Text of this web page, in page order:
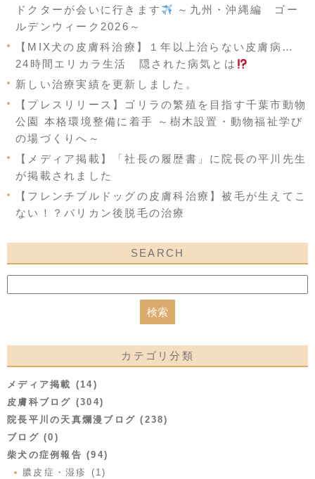
ドクターが会いに行きます
～九州・沖縄編 ゴー
ルデンウィーク2026～
【MIX犬の皮膚科治療】１年以上治らない皮膚病…
24時間エリカラ生活 隠された病気とは
新しい治療実績を更新しました。
【プレスリリース】ゴリラの繁殖を目指す千葉市動物
公園 本格環境整備に着手 ～樹木設置・動物福祉学び
の場づくりへ～
【メディア掲載】「社長の履歴書」に院長の平川先生
が掲載されました
【フレンチブルドッグの皮膚科治療】被毛が生えてこ
ない！？バリカン後脱毛の治療
SEARCH
カテゴリ分類
メディア掲載 (14)
皮膚科ブログ (304)
院長平川の天真爛漫ブログ (238)
ブログ (0)
柴犬の症例報告 (94)
膿皮症・湿疹 (1)